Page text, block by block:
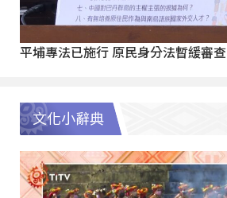
平埔專法已施行 原民身分法暫緩審查
文化小辭典